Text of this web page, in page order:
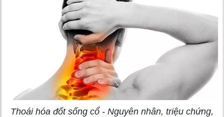
Thoái hóa đốt sống cổ - Nguyên nhân, triệu chứng,